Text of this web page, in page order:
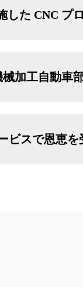
した CNC プ
械加工自動車
ビスで恩恵